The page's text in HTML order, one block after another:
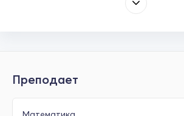
Преподает